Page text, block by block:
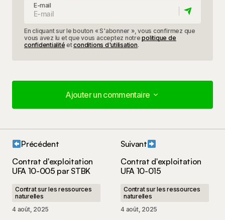
E-mail
En cliquant sur le bouton « S'abonner », vous confirmez que
vous avez lu et que vous acceptez notrepolitique de
confidentialité etconditions d'utilisation.
Ajouter un commentaire
Ajouter un commentaire
champs obligatoires sont indiqués avec*
Votre commentaire
Précédent
Contrat d'exploitation
UFA 10-005 par STBK
Contrat sur les ressources
naturelles
4 août, 2025
Suivant
Contrat d'exploitation
UFA 10-015
Contrat sur les ressources
naturelles
4 août, 2025